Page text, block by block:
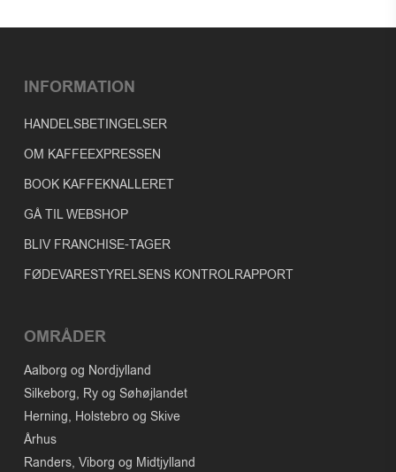
INFORMATION
HANDELSBETINGELSER
OM KAFFEEXPRESSEN
BOOK KAFFEKNALLERET
GÅ TIL WEBSHOP
BLIV FRANCHISE-TAGER
FØDEVARESTYRELSENS KONTROLRAPPORT
OMRÅDER
Aalborg og Nordjylland
Silkeborg, Ry og Søhøjlandet
Herning, Holstebro og Skive
Århus
Randers, Viborg og Midtjylland